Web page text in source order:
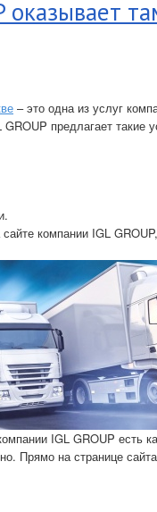
оказывает
– это одна из услуг
предлагает такие
компании IGL
IGL GROUP есть
Прямо на странице